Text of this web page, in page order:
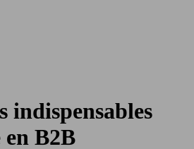
indispensables
B2B